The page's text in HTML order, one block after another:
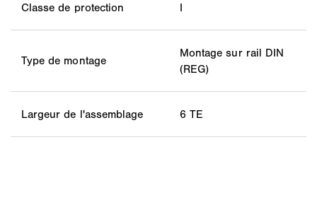
Classe de protection I
Type de montage
Montage sur rail DIN
(REG)
Largeur de l'assemblage 6 TE